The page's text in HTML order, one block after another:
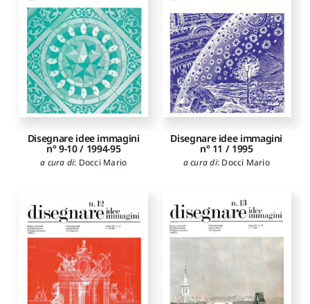
Disegnare idee immagini
n° 9-10 / 1994-95
a cura di: Docci Mario
Disegnare idee immagini
n° 11 / 1995
a cura di: Docci Mario